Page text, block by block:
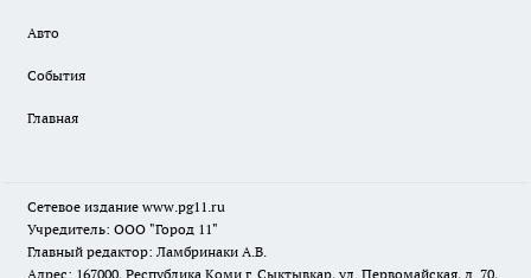
Авто
События
Главная
Сетевое издание www.pg11.ru
Учредитель: ООО "Город 11"
Главный редактор: Ламбринаки А.В.
Адрес: 167000, Республика Коми г. Сыктывкар, ул. Первомайская, д. 70,